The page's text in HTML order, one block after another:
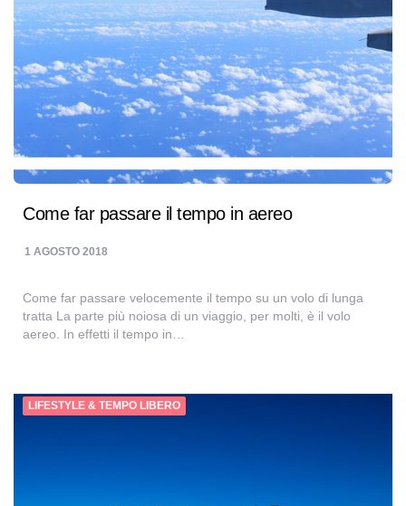
Come far passare il tempo in aereo
1 AGOSTO 2018
Come far passare velocemente il tempo su un volo di lunga
tratta La parte più noiosa di un viaggio, per molti, è il volo
aereo. In effetti il tempo in…
LIFESTYLE & TEMPO LIBERO